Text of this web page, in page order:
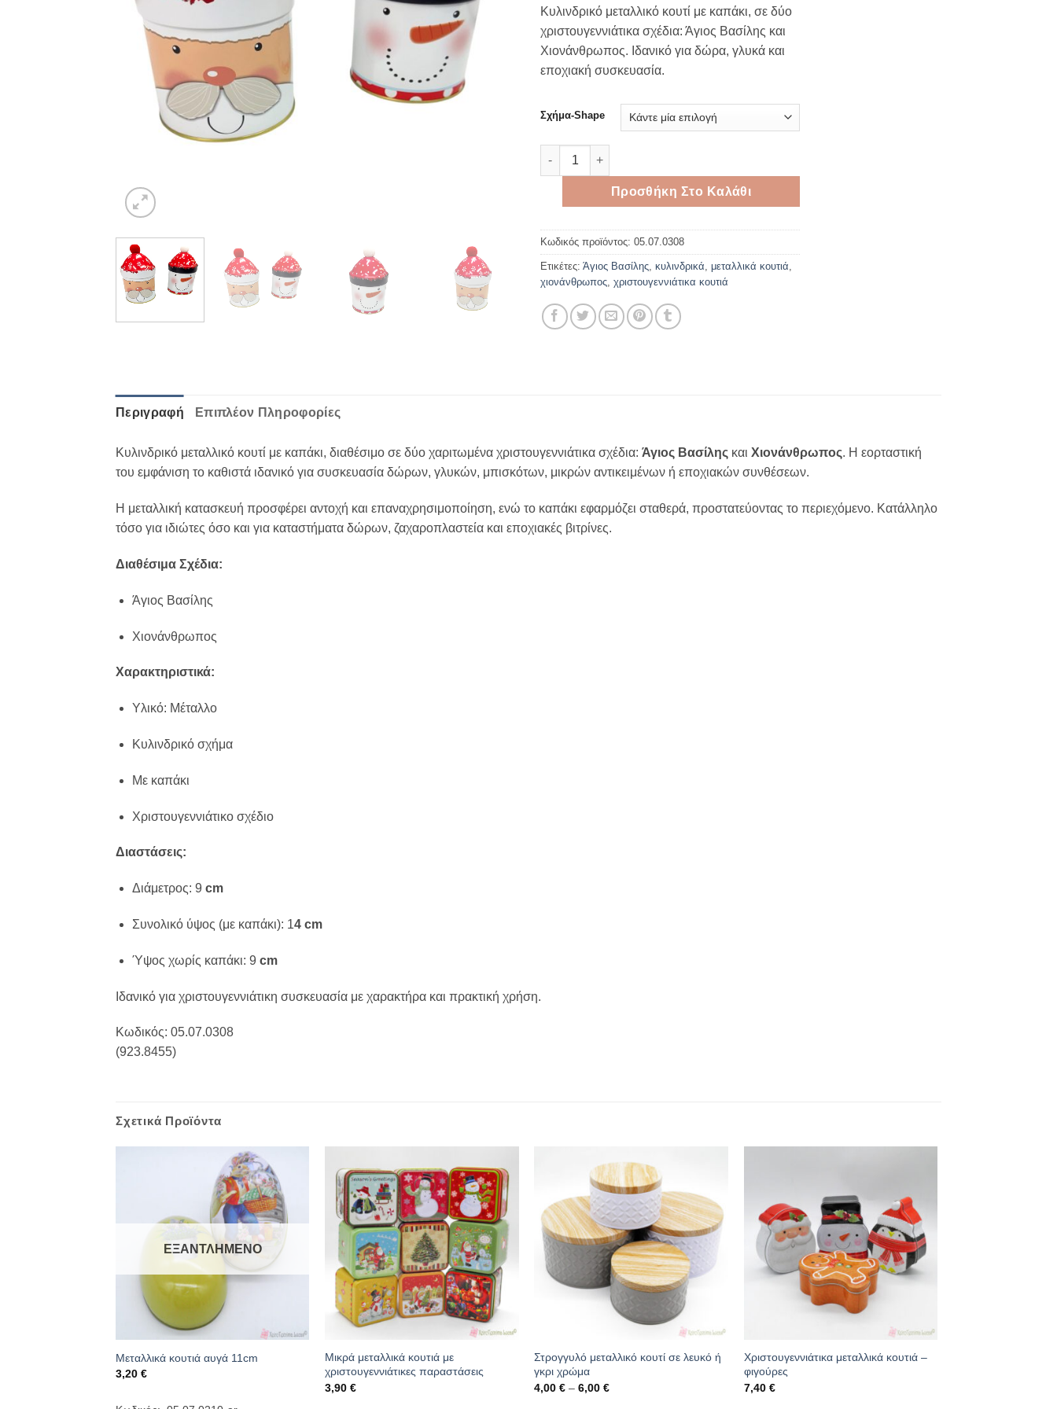
Κυλινδρικό μεταλλικό κουτί με καπάκι, σε δύο
χριστουγεννιάτικα σχέδια: Άγιος Βασίλης και
Χιονάνθρωπος. Ιδανικό για δώρα, γλυκά και
εποχιακή συσκευασία.
Σχήμα-Shape
Χριστουγεννιάτικο Μεταλλικό Κυλινδρικό Κουτί 14 cm ποσότητα
Προσθήκη Στο Καλάθι
Κωδικός προϊόντος: 05.07.0308
Ετικέτες: Άγιος Βασίλης κυλινδρικά μεταλλικά κουτιά
χιονάνθρωπος χριστουγεννιάτικα κουτιά
Περιγραφή Επιπλέον Πληροφορίες
Κυλινδρικό μεταλλικό κουτί με καπάκι, διαθέσιμο σε δύο χαριτωμένα χριστουγεννιάτικα σχέδια: Άγιος Βασίλης και Χιονάνθρωπος. Η εορταστική
του εμφάνιση το καθιστά ιδανικό για συσκευασία δώρων, γλυκών, μπισκότων, μικρών αντικειμένων ή εποχιακών συνθέσεων.
Η μεταλλική κατασκευή προσφέρει αντοχή και επαναχρησιμοποίηση, ενώ το καπάκι εφαρμόζει σταθερά, προστατεύοντας το περιεχόμενο. Κατάλληλο
τόσο για ιδιώτες όσο και για καταστήματα δώρων, ζαχαροπλαστεία και εποχιακές βιτρίνες.
Διαθέσιμα Σχέδια:
Άγιος Βασίλης
Χιονάνθρωπος
Χαρακτηριστικά:
Υλικό: Μέταλλο
Κυλινδρικό σχήμα
Με καπάκι
Χριστουγεννιάτικο σχέδιο
Διαστάσεις:
Διάμετρος: 9 cm
Συνολικό ύψος (με καπάκι): 14 cm
Ύψος χωρίς καπάκι: 9 cm
Ιδανικό για χριστουγεννιάτικη συσκευασία με χαρακτήρα και πρακτική χρήση.
Κωδικός: 05.07.0308
(923.8455)
Σχετικά Προϊόντα
ΕΞΑΝΤΛΗΜΈΝΟ
Μεταλλικά κουτιά αυγά 11cm
3,20 €
Μικρά μεταλλικά κουτιά με
χριστουγεννιάτικες παραστάσεις
3,90€
Στρογγυλό μεταλλικό κουτί σε λευκό ή
γκρι χρώμα
4,00€ – 6,00€Price
Χριστουγεννιάτικα μεταλλικά κουτιά –
φιγούρες
7,40 €